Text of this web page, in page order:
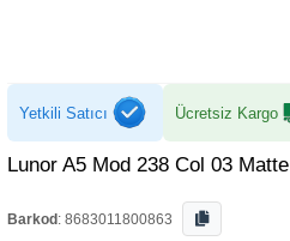
Yetkili Satıcı Ücretsiz Kargo
Lunor A5 Mod 238 Col 03 Matte
Barkod : 8683011800863